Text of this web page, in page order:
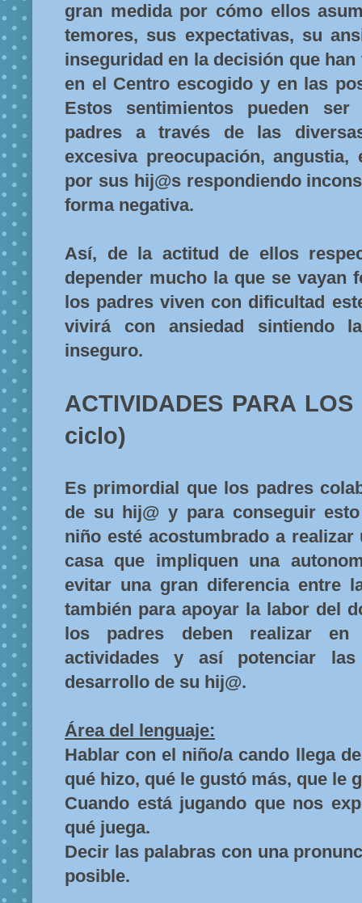
gran medida por cómo ellos
temores, sus expectativas, su
inseguridad en la decisión que
en el Centro escogido y en las
Estos sentimientos pueden
padres a través de las
excesiva preocupación, angustia,
por sus hij@s respondiendo
forma negativa.
Así, de la actitud de ellos
depender mucho la que se vayan
los padres viven con dificultad
vivirá con ansiedad sintiendo
inseguro.
ACTIVIDADES PARA LOS
ciclo)
Es primordial que los padres
de su hij@ y para conseguir
niño esté acostumbrado a realizar
casa que impliquen una
evitar una gran diferencia entre
también para apoyar la labor del
los padres deben realizar en
actividades y así potenciar
desarrollo de su hij@.
Área del lenguaje:
Hablar con el niño/a cando llega
qué hizo, qué le gustó más, que le
Cuando está jugando que nos
qué juega.
Decir las palabras con una
posible.